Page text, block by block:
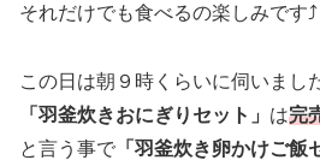
それだけでも食べるの楽しみです⤴
この日は朝９時くらいに伺いまし
「羽釜炊きおにぎりセット」 は完
と言う事で 「羽釜炊き卵かけご飯